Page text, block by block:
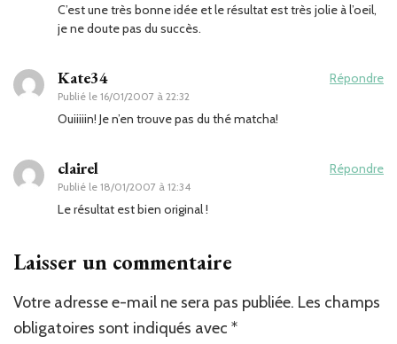
C’est une très bonne idée et le résultat est très jolie à l’oeil,
je ne doute pas du succès.
Kate34
Publié le 16/01/2007 à 22:32
Répondre
Ouiiiiin! Je n’en trouve pas du thé matcha!
clairel
Publié le 18/01/2007 à 12:34
Répondre
Le résultat est bien original !
Laisser un commentaire
Votre adresse e-mail ne sera pas publiée. Les champs
obligatoires sont indiqués avec *